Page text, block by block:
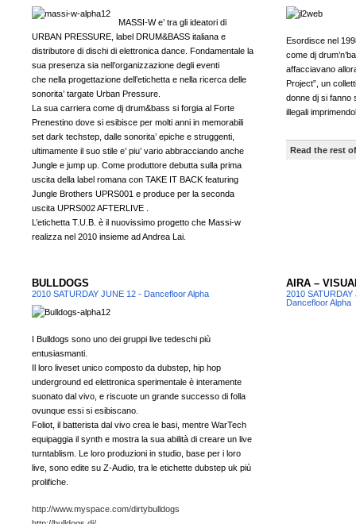
MASSI-W e’ tra gli ideatori di
URBAN PRESSURE, label DRUM&BASS italiana e
distributore di dischi di elettronica dance. Fondamentale la
sua presenza sia nell’organizzazione degli eventi
che nella progettazione dell’etichetta e nella ricerca delle
sonorita’ targate Urban Pressure.
La sua carriera come dj drum&bass si forgia al Forte
Prenestino dove si esibisce per molti anni in memorabili
set dark techstep, dalle sonorita’ epiche e struggenti,
ultimamente il suo stile e’ piu’ vario abbracciando anche
Jungle e jump up. Come produttore debutta sulla prima
uscita della label romana con TAKE IT BACK featuring
Jungle Brothers UPRS001 e produce per la seconda
uscita UPRS002 AFTERLIVE .
L’etichetta T.U.B. è il nuovissimo progetto che Massi-w
realizza nel 2010 insieme ad Andrea Lai.
Esordisce nel
come dj
affacciavano
Project”, un
donne dj si fanno
illegali
Read the rest
BULLDOGS
2010 SATURDAY JUNE 12 - Dancefloor Alpha
I Bulldogs sono uno dei gruppi live tedeschi più
entusiasmanti.
Il loro liveset unico composto da dubstep, hip hop
underground ed elettronica sperimentale è interamente
suonato dal vivo, e riscuote un grande successo di folla
ovunque essi si esibiscano.
Foliot, il batterista dal vivo crea le basi, mentre WarTech
equipaggia il synth e mostra la sua abilità di creare un live
turntablism. Le loro produzioni in studio, base per i loro
live, sono edite su Z-Audio, tra le etichette dubstep uk più
prolifiche.
http://www.myspace.com/dirtybulldogs
AIRA –
2010 SATURDAY
Dancefloor Alpha